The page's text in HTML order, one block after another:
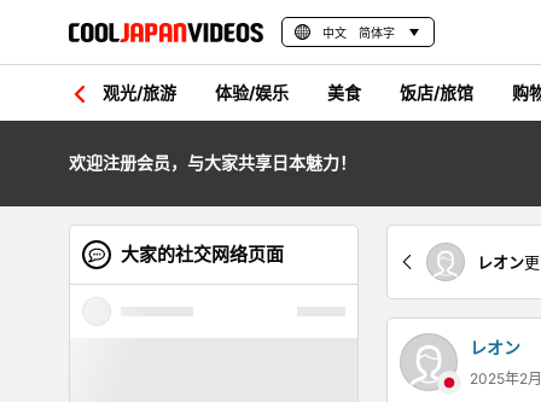
中文 简体字
观光/旅游 体验/娱乐 美食 饭店/旅馆 购
欢迎注册会员，与大家共享日本魅力！
レオン
レオン
2025年2
大家的社交网络页面